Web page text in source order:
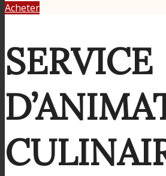
Acheter
SERVICE